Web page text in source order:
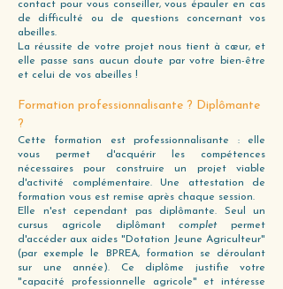
contact pour vous conseiller, vous épauler en cas
de difficulté ou de questions concernant vos
abeilles.
La réussite de votre projet nous tient à cœur, et
elle passe sans aucun doute par votre bien-être
et celui de vos abeilles !
Formation professionnalisante ? Diplômante
?
Cette formation est professionnalisante : elle
vous permet d'acquérir les compétences
nécessaires pour construire un projet viable
d'activité complémentaire. Une attestation de
formation vous est remise après chaque session.
Elle n'est cependant pas diplômante. Seul un
cursus agricole diplômantcomplet permet
d'accéder aux aides "Dotation Jeune Agriculteur"
(par exemple le BPREA, formation se déroulant
sur une année). Ce diplôme justifie votre
"capacité professionnelle agricole" et intéresse